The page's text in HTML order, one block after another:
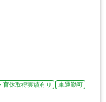
育休取得実績有り
車通勤可